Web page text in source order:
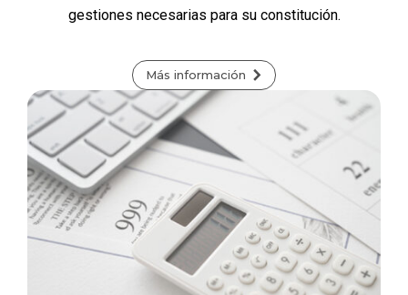
gestiones necesarias para su constitución.
Más información